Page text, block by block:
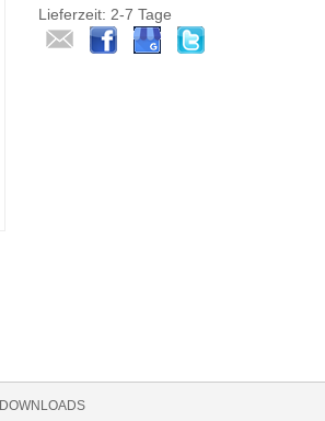
Lieferzeit: 2-7 Tage
DOWNLOADS